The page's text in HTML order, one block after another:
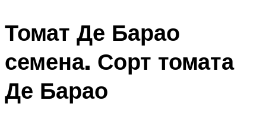
Томат Де Барао
семена. Сорт томата
Де Барао